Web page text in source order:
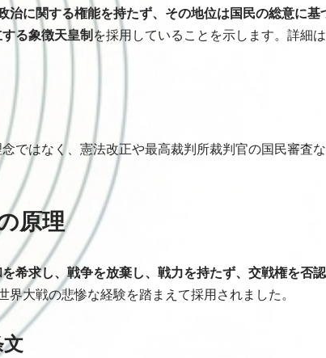
治に関する権能を持たず、その地位は国民の総意に基
る象徴天皇制 を採用していることを示します。詳細
ではなく、憲法改正や最高裁判所裁判官の国民審査
原理
希求し、戦争を放棄し、戦力を持たず、交戦権を否
界大戦の悲惨な経験を踏まえて採用されました。